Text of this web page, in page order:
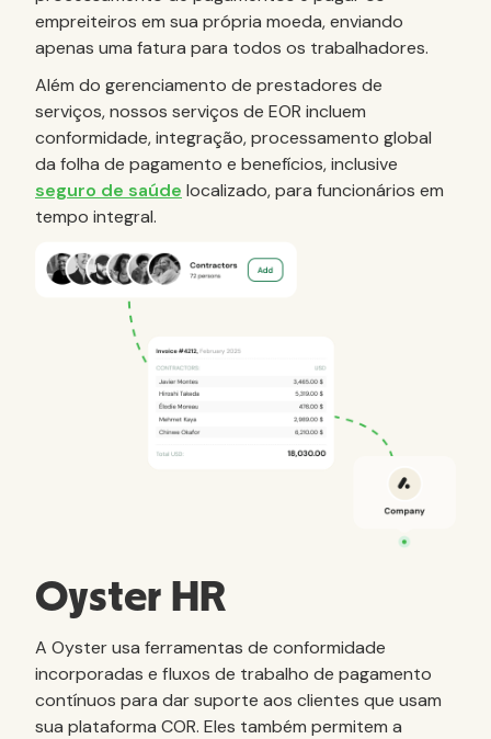
empreiteiros em sua própria moeda, enviando
apenas uma fatura para todos os trabalhadores.
Além do gerenciamento de prestadores de
serviços, nossos serviços de EOR incluem
conformidade, integração, processamento global
da folha de pagamento e benefícios, inclusive
seguro de saúde localizado, para funcionários em
tempo integral.
Oyster HR
A Oyster usa ferramentas de conformidade
incorporadas e fluxos de trabalho de pagamento
contínuos para dar suporte aos clientes que usam
sua plataforma COR. Eles também permitem a